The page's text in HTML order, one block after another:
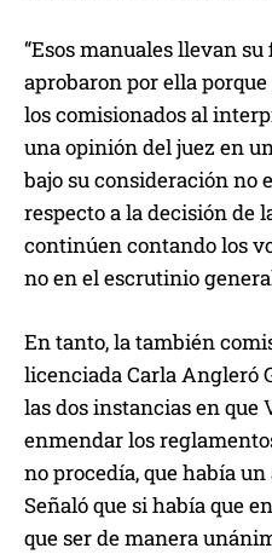
“Esos manuales llevan
aprobaron por ella
los comisionados al
una opinión del juez en
bajo su consideración no
respecto a la decisión de
continúen contando los
no en el escrutinio
En tanto, la también
licenciada Carla Angleró
las dos instancias en que
enmendar los
no procedía, que había
Señaló que si había que
que ser de manera